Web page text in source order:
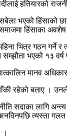
हतियारको
भएको
हिंसाका
भित्र गठन गर्ने
भएको १३
मानव
रहेको बताए ।
सदाका लागि
त्यस्ता
।